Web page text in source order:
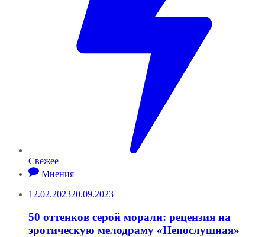
Свежее
Мнения
12.02.202320.09.2023
50 оттенков серой морали: рецензия на
эротическую мелодраму «Непослушная»